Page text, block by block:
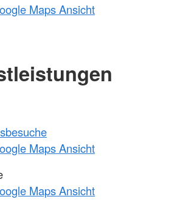
Maps Ansicht
Maps Ansicht
Maps Ansicht